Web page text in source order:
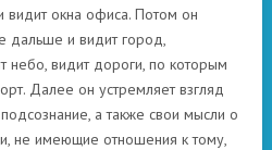
окна офиса. Потом он
дальше и видит город,
небо, видит дороги, по которым
Далее он устремляет взгляд
а также свои мысли о
не имеющие отношения к тому,